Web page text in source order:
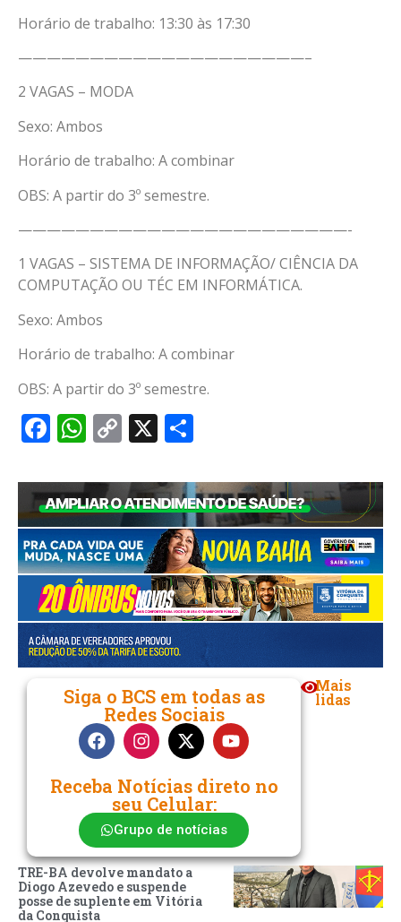
Horário de trabalho: 13:30 às 17:30
————————————————————–
2 VAGAS – MODA
Sexo: Ambos
Horário de trabalho: A combinar
OBS: A partir do 3º semestre.
———————————————————————-
1 VAGAS – SISTEMA DE INFORMAÇÃO/ CIÊNCIA DA
COMPUTAÇÃO OU TÉC EM INFORMÁTICA.
Sexo: Ambos
Horário de trabalho: A combinar
OBS: A partir do 3º semestre.
Facebook
WhatsApp
Copy
X
Siga o BCS em todas as
Redes Sociais
Receba Notícias direto no
seu Celular:
Grupo de notícias
Mais
lidas
TRE-BA devolve mandato a
Diogo Azevedo e suspende
posse de suplente em Vitória
da Conquista